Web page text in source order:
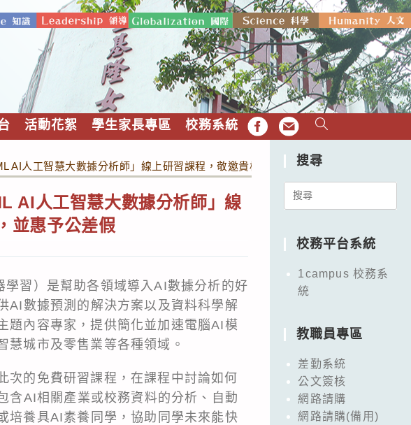
活動花絮 學生家長專區 校務系統 FB EMAIL
AI人工智慧大數據分析師」線上研習課程，敬邀貴校教師與相關人員踴躍參加，並
AI人工智慧大數據分析師」線
並惠予公差假
習）是幫助各領域導入AI數據分析的好
AI數據預測的解決方案以及資料科學解
題內容專家，提供簡化並加速電腦AI模
慧城市及零售業等各種領域。
次的免費研習課程，在課程中討論如何
含AI相關產業或校務資料的分析、自動
培養具AI素養同學，協助同學未來能快
搜尋
Search
校務平台系統
1campus 校務系
統
教職員專區
差勤系統
公文簽核
網路請購
網路請購(備用)